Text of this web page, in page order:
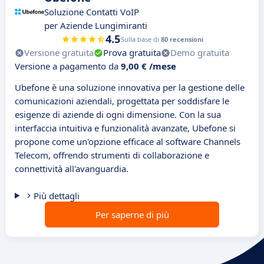
Soluzione Contatti VoIP
per Aziende Lungimiranti
4.5Sulla base di 80 recensioni
Versione gratuita Prova gratuita
Demo gratuita
Versione a pagamento da 9,00 € /mese
Ubefone è una soluzione innovativa per la gestione delle
comunicazioni aziendali, progettata per soddisfare le
esigenze di aziende di ogni dimensione. Con la sua
interfaccia intuitiva e funzionalità avanzate, Ubefone si
propone come un'opzione efficace al software Channels
Telecom, offrendo strumenti di collaborazione e
connettività all'avanguardia.
Più dettagli
Per saperne di più